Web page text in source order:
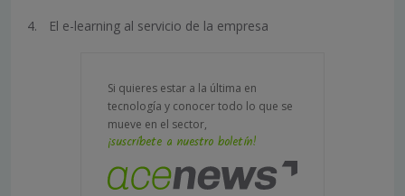
El e-learning al servicio de la empresa
Si quieres estar a la última en
tecnología y conocer todo lo que se
mueve en el sector,
¡suscríbete a nuestro boletín!